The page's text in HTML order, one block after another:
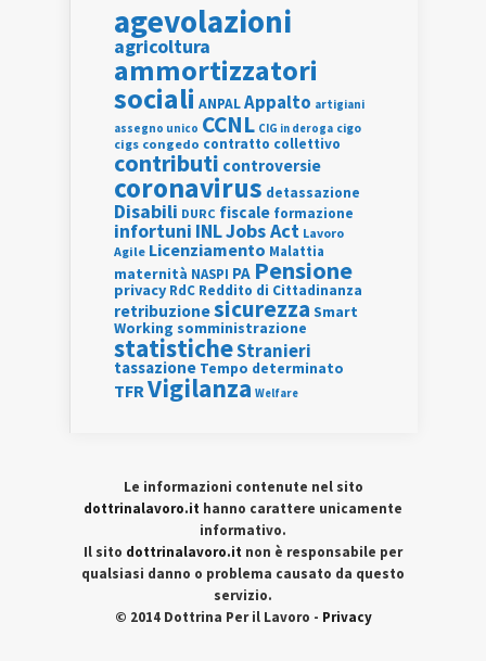
agevolazioni
agricoltura
ammortizzatori
sociali ANPALAppalto artigiani
assegno unico CCNL CIG in deroga cigo
cigs congedo contratto collettivo
contributi controversie
coronavirus detassazione
Disabili DURC fiscale formazione
infortuni INLJobs Act Lavoro
Agile Licenziamento Malattia
maternità NASPI PA Pensione
privacy RdC Reddito di Cittadinanza
retribuzionesicurezza Smart
Working somministrazione
statisticheStranieri
tassazione Tempo determinato
TFRVigilanza Welfare
Le informazioni contenute nel sito
dottrinalavoro.it hanno carattere unicamente
informativo.
Il sito dottrinalavoro.it non è responsabile per
qualsiasi danno o problema causato da questo
servizio.
© 2014 Dottrina Per il Lavoro - Privacy